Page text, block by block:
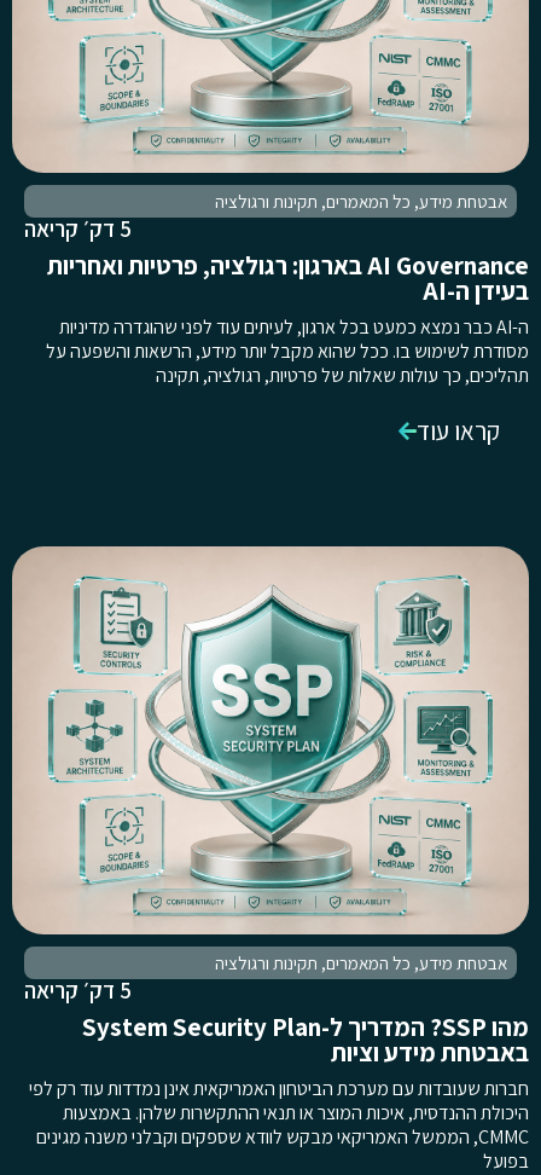
אבטחת מידע, כל המאמרים, תקינות ורגולציה
5 דק׳ קריאה
AI Governance בארגון: רגולציה, פרטיות ואחריות
בעידן ה-AI
ה-AI כבר נמצא כמעט בכל ארגון, לעיתים עוד לפני שהוגדרה מדיניות
מסודרת לשימוש בו. ככל שהוא מקבל יותר מידע, הרשאות והשפעה על
תהליכים, כך עולות שאלות של פרטיות, רגולציה, תקינה
קראו עוד
אבטחת מידע, כל המאמרים, תקינות ורגולציה
5 דק׳ קריאה
מהו SSP? המדריך ל-System Security Plan
באבטחת מידע וציות
חברות שעובדות עם מערכת הביטחון האמריקאית אינן נמדדות עוד רק לפי
היכולת ההנדסית, איכות המוצר או תנאי ההתקשרות שלהן. באמצעות
CMMC, הממשל האמריקאי מבקש לוודא שספקים וקבלני משנה מגינים
בפועל